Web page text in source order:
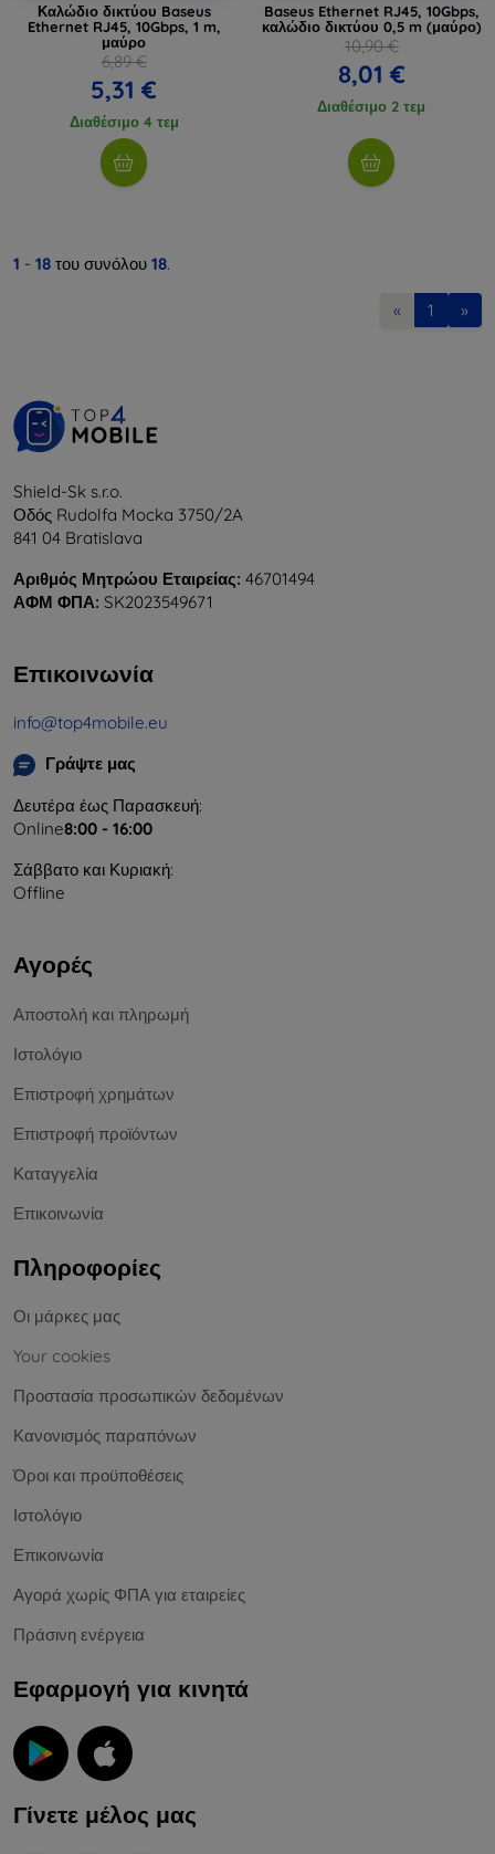
Καλώδιο δικτύου Baseus
Ethernet RJ45, 10Gbps, 1 m,
μαύρο
6,89 €
5,31 €
Διαθέσιμο 4 τεμ
Baseus Ethernet RJ45, 10Gbps,
καλώδιο δικτύου 0,5 m (μαύρο)
10,90 €
8,01 €
Διαθέσιμο 2 τεμ
1 - 18 του συνόλου 18.
« 1 »
Shield-Sk s.r.o.
Οδός Rudolfa Mocka 3750/2A
841 04 Bratislava
Αριθμός Μητρώου Εταιρείας: 46701494
ΑΦΜ ΦΠΑ: SK2023549671
Επικοινωνία
info@top4mobile.eu
Γράψτε μας
Δευτέρα έως Παρασκευή:
Online8:00 - 16:00
Σάββατο και Κυριακή:
Offline
Αγορές
Αποστολή και πληρωμή
Ιστολόγιο
Επιστροφή χρημάτων
Επιστροφή προϊόντων
Καταγγελία
Επικοινωνία
Πληροφορίες
Οι μάρκες μας
Your cookies
Προστασία προσωπικών δεδομένων
Κανονισμός παραπόνων
Όροι και προϋποθέσεις
Ιστολόγιο
Επικοινωνία
Αγορά χωρίς ΦΠΑ για εταιρείες
Πράσινη ενέργεια
Εφαρμογή για κινητά
Γίνετε μέλος μας